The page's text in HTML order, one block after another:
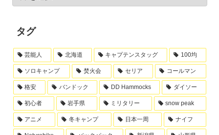
タグ
芸能人 北海道 キャプテンスタッグ 100均
ソロキャンプ 焚火会 セリア コールマン
格安 バンドック DD Hammocks ダイソー
初心者 岩手県 ミリタリー snow peak
アニメ 冬キャンプ 日本一周 ナイフ